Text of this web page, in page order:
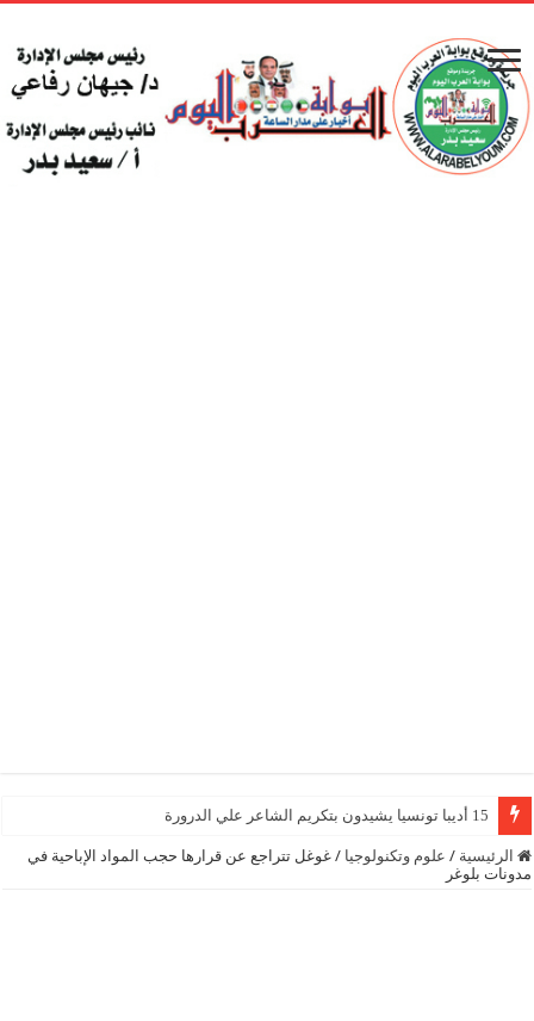
15 أديبا تونسيا يشيدون بتكريم الشاعر علي الدرورة
الرئيسية / علوم وتكنولوجيا / غوغل تتراجع عن قرارها حجب المواد الإباحية في
مدونات بلوغر